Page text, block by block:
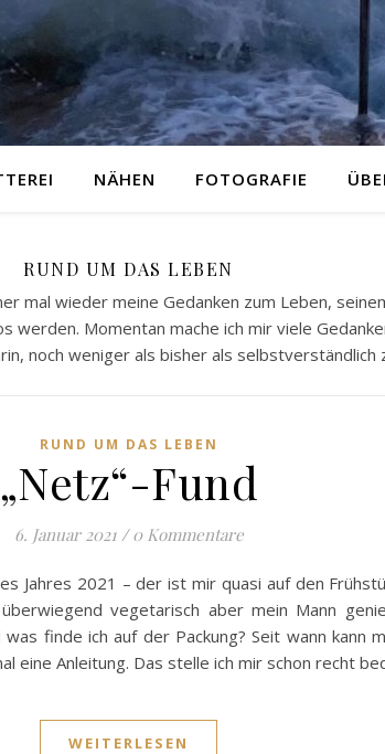
NÄHEN FOTOGRAFIE
RUND UM DAS LEBEN
mal wieder meine Gedanken zum Leben,
werden. Momentan mache ich mir viele
noch weniger als bisher als selbstverständlich
RUND UM DAS LEBEN
„Netz“-Fund
6. Januar 2021 / 0 Kommentare
Jahres 2021 – der ist mir quasi auf den
vegetarisch aber mein Mann
was finde ich auf der Packung? Seit wann kann
eine Anleitung. Das stelle ich mir schon recht
WEITERLESEN